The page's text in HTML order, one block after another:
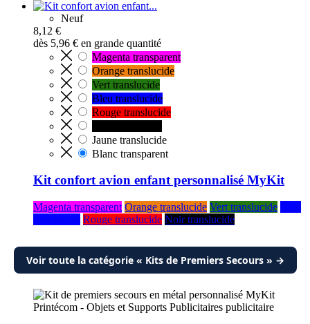
Neuf
8,12 €
dès 5,96 € en grande quantité
Magenta transparent
Orange translucide
Vert translucide
Bleu translucide
Rouge translucide
Jaune translucide
Blanc transparent
Kit confort avion enfant personnalisé MyKit
Magenta transparent Orange translucide Vert translucide
Rouge translucide Noir translucide
Voir toute la catégorie « Kits de Premiers Secours » →